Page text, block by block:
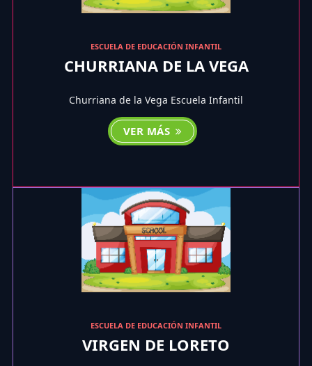
ESCUELA DE EDUCACIÓN INFANTIL
CHURRIANA DE LA VEGA
Churriana de la Vega Escuela Infantil
VER MÁS
ESCUELA DE EDUCACIÓN INFANTIL
VIRGEN DE LORETO